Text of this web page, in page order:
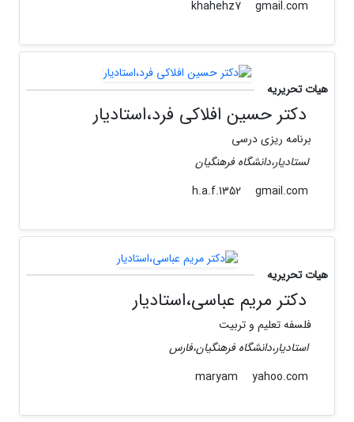
gmail.com
هیات تحریریه
دکتر حسین افلاکی فرد،استادیار
برنامه ریزی درسی
لستادیار،دانشگاه فرهنگیان
gmail.com
هیات تحریریه
دکتر مریم عباسی،استادیار
فلسفه تعلیم و تربیت
استادیار،دانشگاه فرهنگیان،فارس
yahoo.com